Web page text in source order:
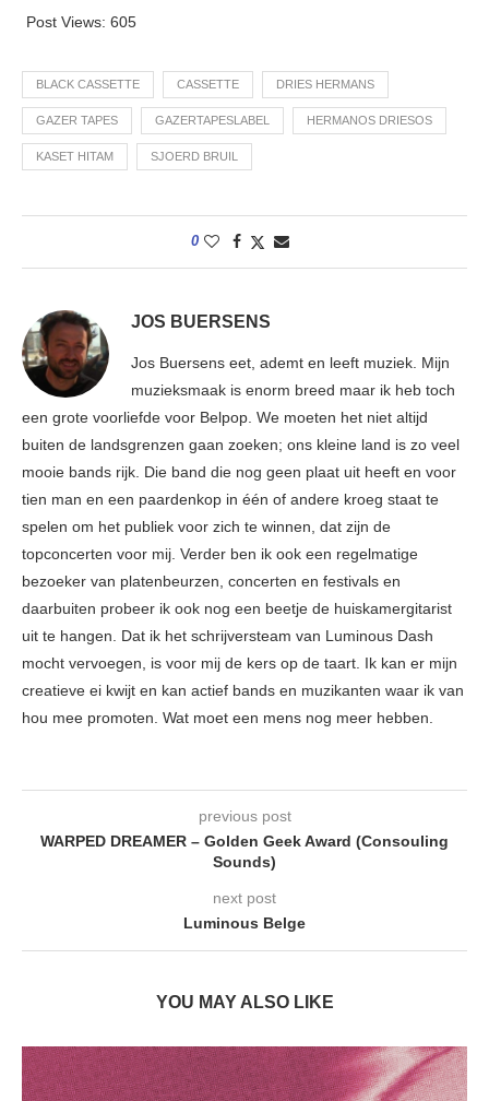
Post Views: 605
BLACK CASSETTE CASSETTE DRIES HERMANS
GAZER TAPES GAZERTAPESLABEL HERMANOS DRIESOS
KASET HITAM SJOERD BRUIL
0
JOS BUERSENS
Jos Buersens eet, ademt en leeft muziek. Mijn
muzieksmaak is enorm breed maar ik heb toch
een grote voorliefde voor Belpop. We moeten het niet altijd
buiten de landsgrenzen gaan zoeken; ons kleine land is zo veel
mooie bands rijk. Die band die nog geen plaat uit heeft en voor
tien man en een paardenkop in één of andere kroeg staat te
spelen om het publiek voor zich te winnen, dat zijn de
topconcerten voor mij. Verder ben ik ook een regelmatige
bezoeker van platenbeurzen, concerten en festivals en
daarbuiten probeer ik ook nog een beetje de huiskamergitarist
uit te hangen. Dat ik het schrijversteam van Luminous Dash
mocht vervoegen, is voor mij de kers op de taart. Ik kan er mijn
creatieve ei kwijt en kan actief bands en muzikanten waar ik van
hou mee promoten. Wat moet een mens nog meer hebben.
previous post
WARPED DREAMER – Golden Geek Award (Consouling
Sounds)
next post
Luminous Belge
YOU MAY ALSO LIKE